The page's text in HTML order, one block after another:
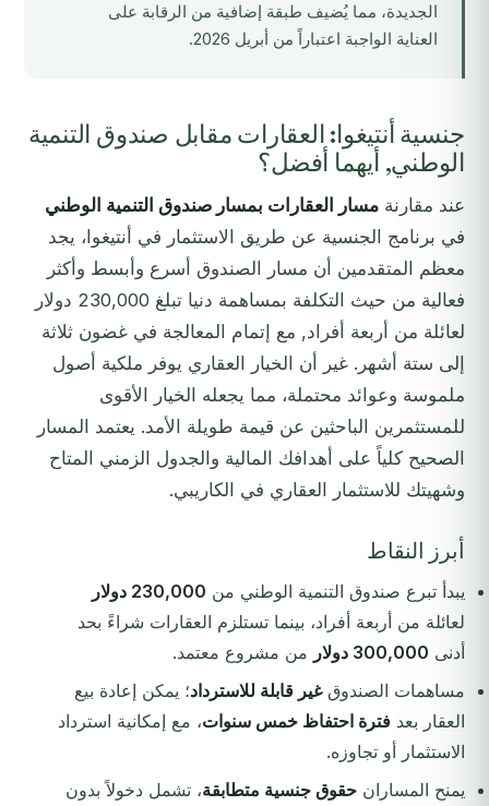
الجديدة، مما يُضيف طبقة إضافية من الرقابة على
العناية الواجبة اعتباراً من أبريل 2026.
جنسية أنتيغوا: العقارات مقابل صندوق التنمية
الوطني, أيهما أفضل؟
عند مقارنة مسار العقارات بمسار صندوق التنمية الوطني
في برنامج الجنسية عن طريق الاستثمار في أنتيغوا، يجد
معظم المتقدمين أن مسار الصندوق أسرع وأبسط وأكثر
فعالية من حيث التكلفة بمساهمة دنيا تبلغ 230,000 دولار
لعائلة من أربعة أفراد, مع إتمام المعالجة في غضون ثلاثة
إلى ستة أشهر. غير أن الخيار العقاري يوفر ملكية أصول
ملموسة وعوائد محتملة، مما يجعله الخيار الأقوى
للمستثمرين الباحثين عن قيمة طويلة الأمد. يعتمد المسار
الصحيح كلياً على أهدافك المالية والجدول الزمني المتاح
وشهيتك للاستثمار العقاري في الكاريبي.
أبرز النقاط
يبدأ تبرع صندوق التنمية الوطني من 230,000 دولار
لعائلة من أربعة أفراد، بينما تستلزم العقارات شراءً بحد
أدنى 300,000 دولار
من مشروع معتمد.
مساهمات الصندوقغير قابلة للاسترداد؛ يمكن إعادة بيع
العقار بعد فترة احتفاظ خمس سنوات، مع إمكانية استرداد
الاستثمار أو تجاوزه.
يمنح المساران حقوق جنسية متطابقة، تشمل دخولاً بدون